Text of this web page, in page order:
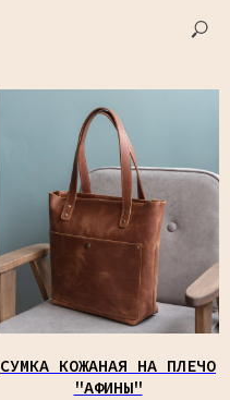
СУМКА КОЖАНАЯ НА ПЛЕЧО
"АФИНЫ"